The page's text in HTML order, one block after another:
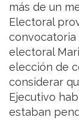
más de un
Electoral
convocatoria
electoral
elección de
considerar
Ejecutivo
estaban